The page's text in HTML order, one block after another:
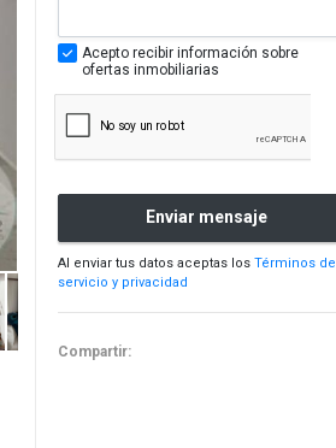
Acepto recibir información sobre
ofertas inmobiliarias
Enviar mensaje
Al enviar tus datos aceptas los Términos de
servicio y privacidad
Compartir: